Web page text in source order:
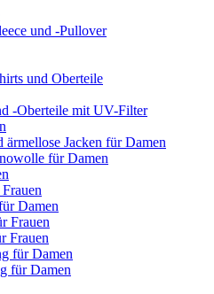
und -Pullover
und Oberteile
-Oberteile mit UV-Filter
ärmellose Jacken für Damen
für Damen
Damen
Frauen
Frauen
für Damen
für Damen